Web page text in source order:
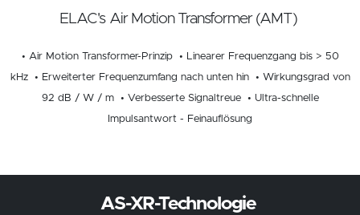
ELAC's Air Motion Transformer (AMT)
• Air Motion Transformer-Prinzip • Linearer Frequenzgang bis > 50
kHz • Erweiterter Frequenzumfang nach unten hin • Wirkungsgrad von
92 dB / W / m • Verbesserte Signaltreue • Ultra-schnelle
Impulsantwort - Feinauflösung
AS-XR-Technologie